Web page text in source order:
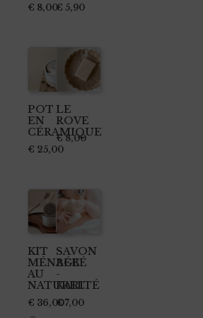
produit
€ 8,00€ 5,90
POT
EN
CÉRAMIQUE
€ 25,00
LE
ROVE
€8,00
KIT
MÉNAGE
AU
NATUREL
€ 36,00
produit
a
plusieurs
variations.
Les
options
SAVON
BÉBÉ
-
KARITÉ
€7,00